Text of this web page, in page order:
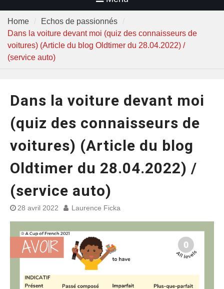
Home
Echos de passionnés
Dans la voiture devant moi (quiz des connaisseurs de
voitures) (Article du blog Oldtimer du 28.04.2022) /
(service auto)
Dans la voiture devant moi
(quiz des connaisseurs de
voitures) (Article du blog
Oldtimer du 28.04.2022) /
(service auto)
28 avril 2022 Laurence Ficka